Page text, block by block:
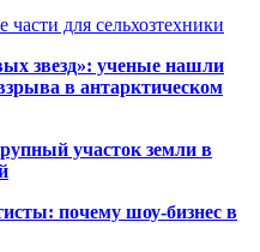
для сельхозтехники
звезд»: ученые нашли
в антарктическом
участок земли в
почему шоу-бизнес в